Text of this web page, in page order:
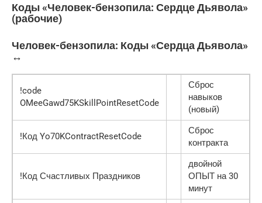
Коды «Человек-бензопила: Сердце Дьявола»
(рабочие)
Человек-бензопила: Коды «Сердца Дьявола»
↔
!code
OMeeGawd75KSkillPointResetCode
Сброс
навыков
(новый)
!Код Yo70KContractResetCode
Сброс
контракта
!Код Счастливых Праздников
двойной
ОПЫТ на 30
минут